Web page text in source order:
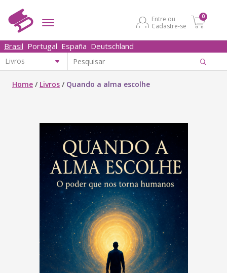
Entre ou
Cadastre-se
0
Brasil Portugal España Deutschland
Home / Livros / Quando a alma escolhe